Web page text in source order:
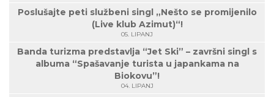
Poslušajte peti službeni singl „Nešto se promijenilo
(Live klub Azimut)“!
05. LIPANJ
Banda turizma predstavlja “Jet Ski” – završni singl s
albuma “Spašavanje turista u japankama na
Biokovu”!
04. LIPANJ